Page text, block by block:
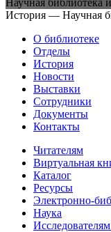
История — Научная
О библиотеке
Отделы
История
Новости
Выставки
Сотрудники
Документы
Контакты
Читателям
Виртуальная
Каталог
Ресурсы
Электронно-
Наука